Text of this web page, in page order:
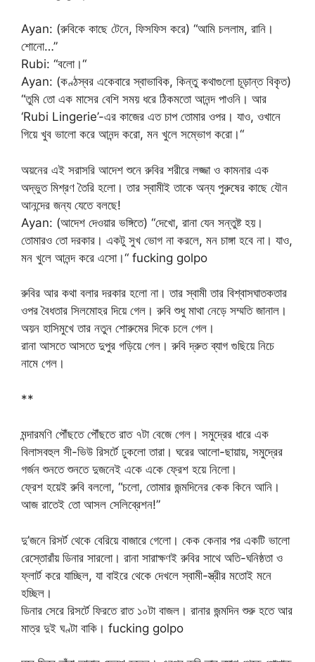
Ayan: (রুবিকে কাছে টেনে, ফিসফিস করে) “আমি চললাম, রানি।
শোনো…”
Rubi: “বলো।“
Ayan: (কণ্ঠস্বর একেবারে স্বাভাবিক, কিন্তু কথাগুলো চূড়ান্ত বিকৃত)
“তুমি তো এক মাসের বেশি সময় ধরে ঠিকমতো আনন্দ পাওনি। আর
‘Rubi Lingerie’-এর কাজের এত চাপ তোমার ওপর। যাও, ওখানে
গিয়ে খুব ভালো করে আনন্দ করো, মন খুলে সম্ভোগ করো।“
অয়নের এই সরাসরি আদেশ শুনে রুবির শরীরে লজ্জা ও কামনার এক
অদ্ভুত মিশ্রণ তৈরি হলো। তার স্বামীই তাকে অন্য পুরুষের কাছে যৌন
আনন্দের জন্য যেতে বলছে!
Ayan: (আদেশ দেওয়ার ভঙ্গিতে) “দেখো, রানা যেন সন্তুষ্ট হয়।
তোমারও তো দরকার। একটু সুখ ভোগ না করলে, মন চাঙ্গা হবে না। যাও,
মন খুলে আনন্দ করে এসো।“ fucking golpo
রুবির আর কথা বলার দরকার হলো না। তার স্বামী তার বিশ্বাসঘাতকতার
ওপর বৈধতার সিলমোহর দিয়ে গেল। রুবি শুধু মাথা নেড়ে সম্মতি জানাল।
অয়ন হাসিমুখে তার নতুন শোরুমের দিকে চলে গেল।
রানা আসতে আসতে দুপুর গড়িয়ে গেল। রুবি দ্রুত ব্যাগ গুছিয়ে নিচে
নামে গেল।
**
মন্দারমণি পৌঁছতে পৌঁছতে রাত ৭টা বেজে গেল। সমুদ্রের ধারে এক
বিলাসবহুল সী-ভিউ রিসর্টে ঢুকলো তারা। ঘরের আলো-ছায়ায়, সমুদ্রের
গর্জন শুনতে শুনতে দুজনেই একে একে ফ্রেশ হয়ে নিলো।
ফ্রেশ হয়েই রুবি বললো, “চলো, তোমার জন্মদিনের কেক কিনে আনি।
আজ রাতেই তো আসল সেলিব্রেশন!”
দু’জনে রিসর্ট থেকে বেরিয়ে বাজারে গেলো। কেক কেনার পর একটি ভালো
রেস্তোরাঁয় ডিনার সারলো। রানা সারাক্ষণই রুবির সাথে অতি-ঘনিষ্ঠতা ও
ফ্লার্ট করে যাচ্ছিল, যা বাইরে থেকে দেখলে স্বামী-স্ত্রীর মতোই মনে
হচ্ছিল।
ডিনার সেরে রিসর্টে ফিরতে রাত ১০টা বাজল। রানার জন্মদিন শুরু হতে আর
মাত্র দুই ঘণ্টা বাকি। fucking golpo